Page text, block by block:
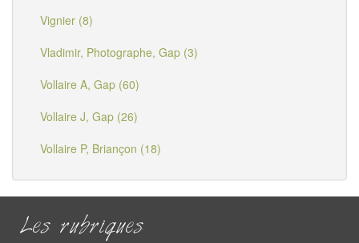
Vignier (8)
Vladimir, Photographe, Gap (3)
Vollaire A, Gap (60)
Vollaire J, Gap (26)
Vollaire P, Briançon (18)
Les rubriques